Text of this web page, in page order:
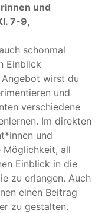
und
7-9,
schonmal
Einblick
Angebot wirst du
und
verschiedene
Im direkten
und
Möglichkeit, all
Einblick in die
zu erlangen. Auch
einen Beitrag
zu gestalten.